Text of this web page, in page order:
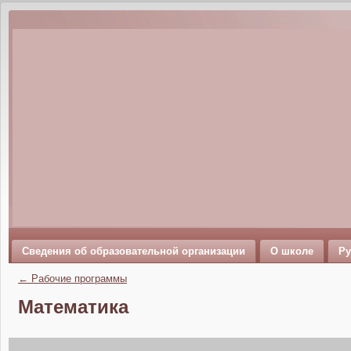
Сведения об образовательной организации О школе
← Рабочие программы
Математика